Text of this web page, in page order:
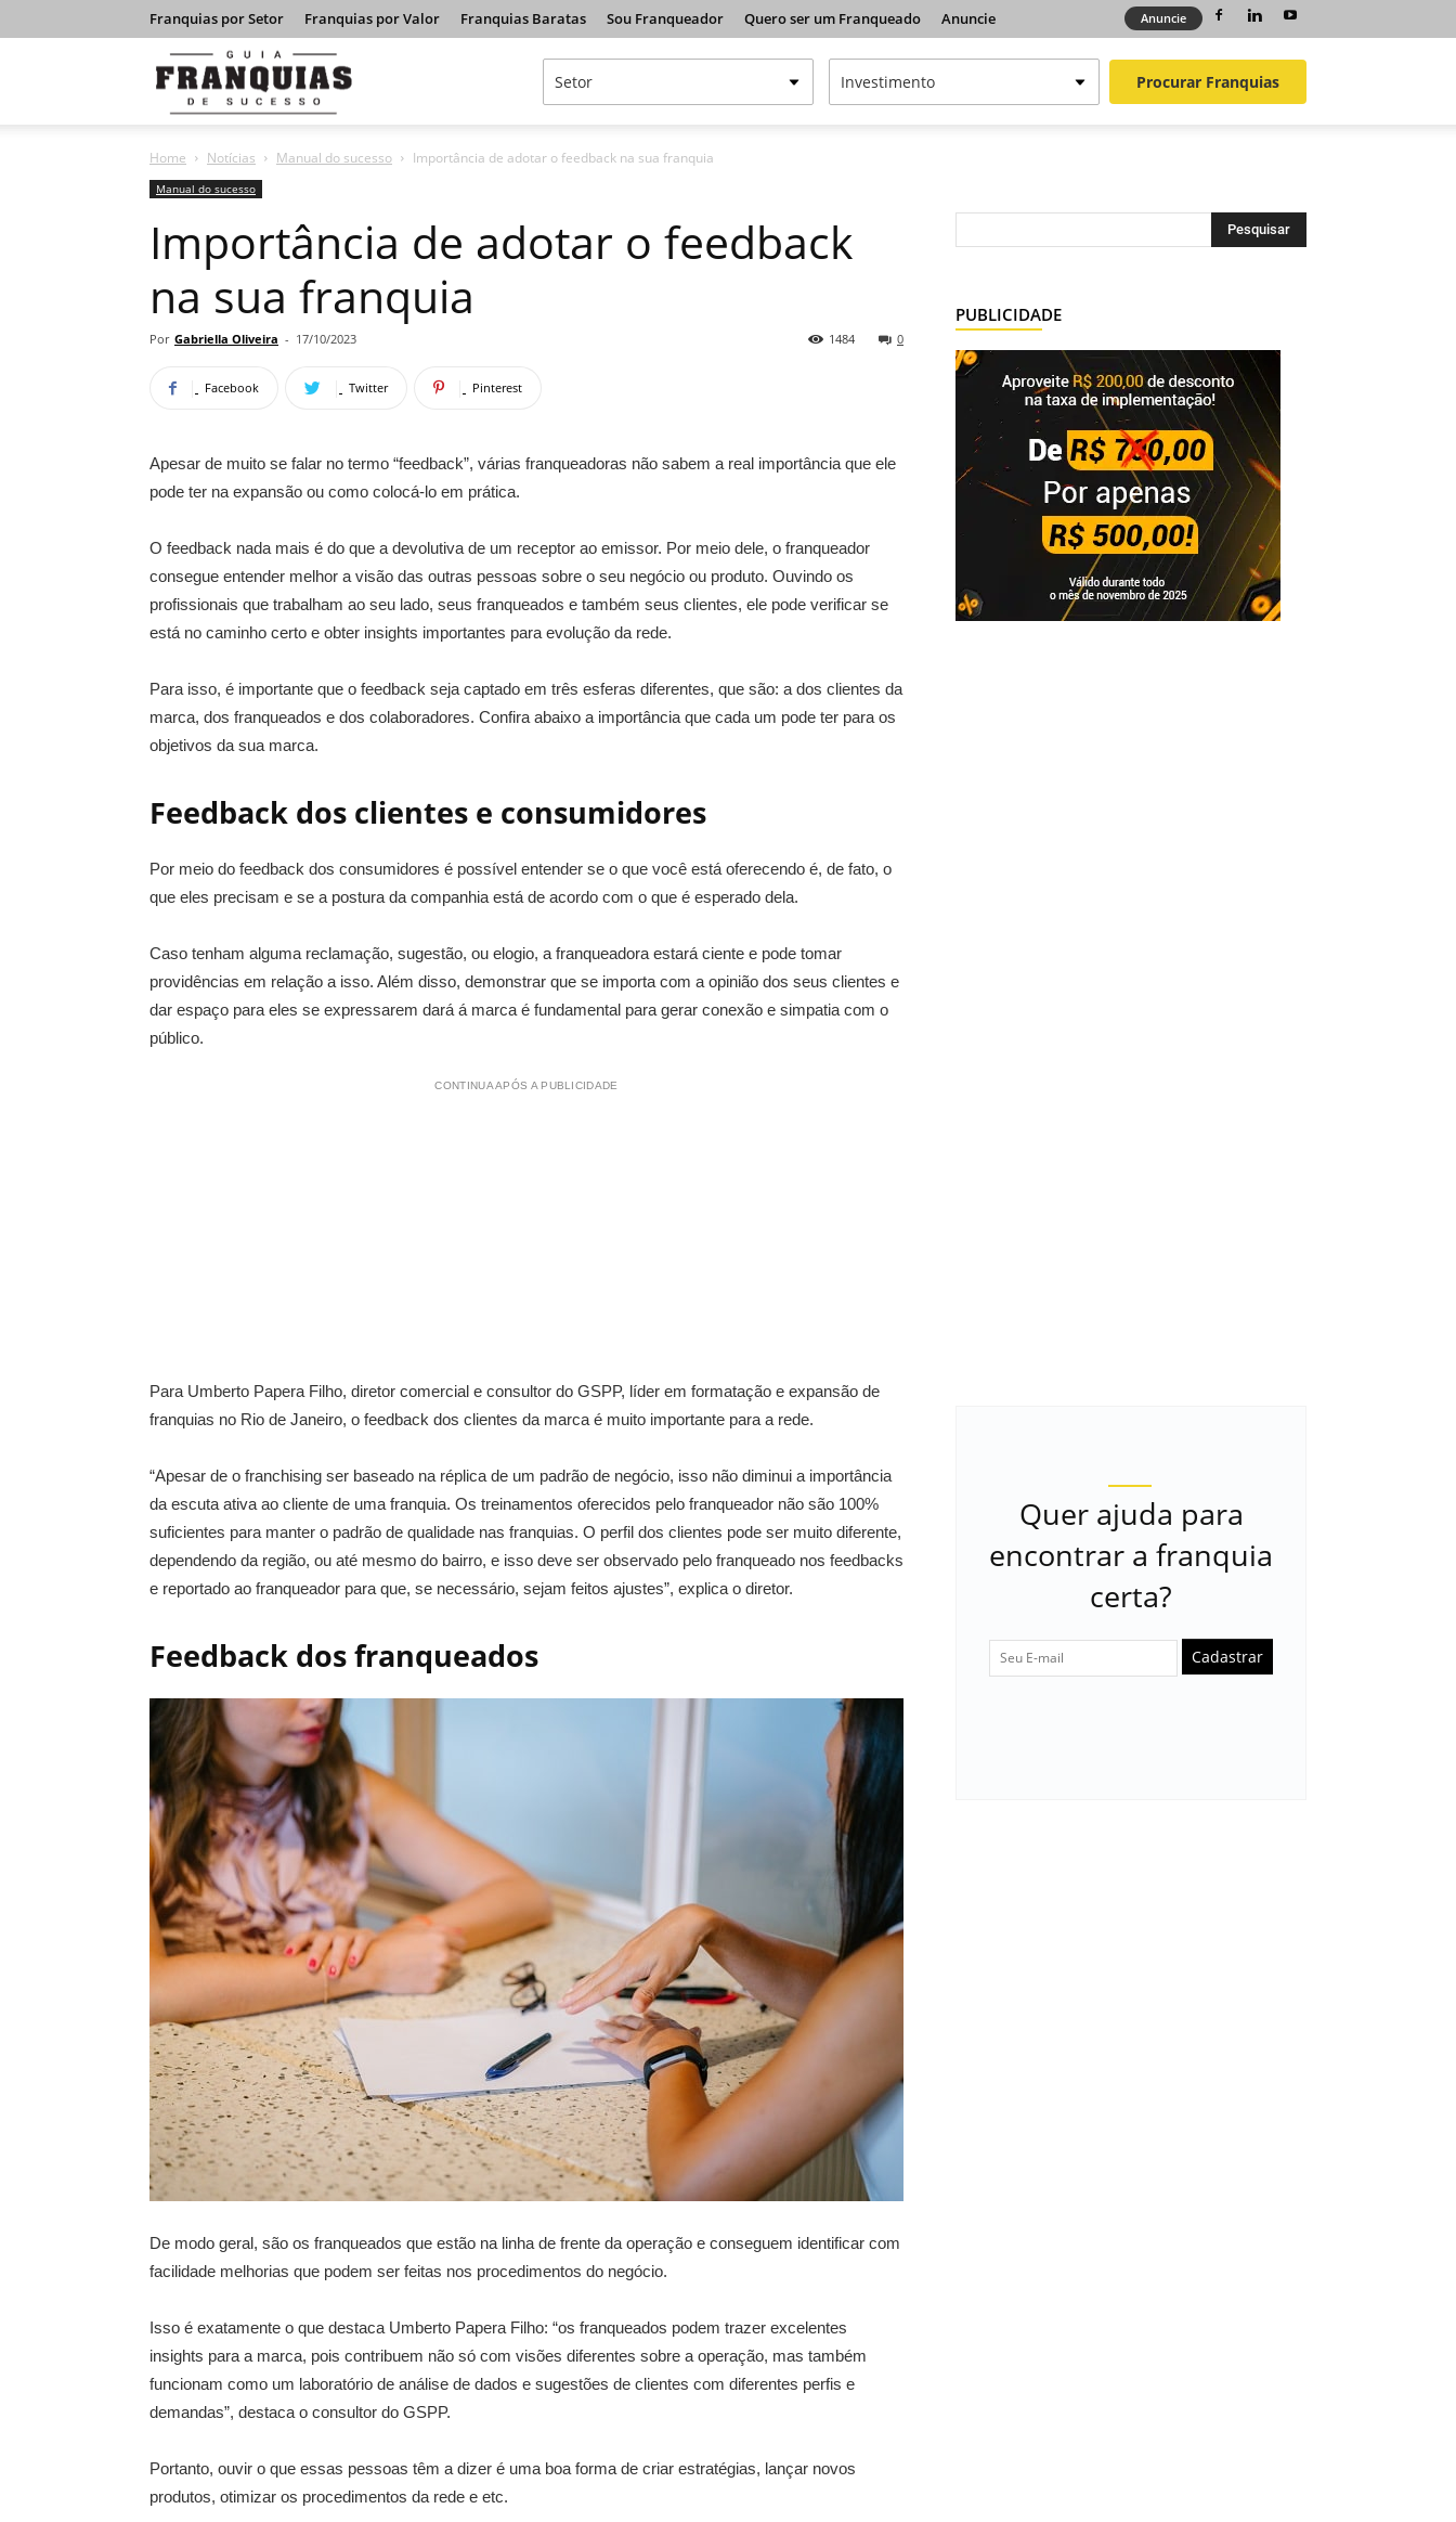
Franquias por Setor Franquias por Valor Franquias Baratas Sou Franqueador Quero ser um Franqueado Anuncie Anuncie
Franquias
de
Sucesso
Procurar Franquias
Home Notícias Manual do sucesso Importância de adotar o feedback na sua franquia
Manual do sucesso
Importância de adotar o feedback
na sua franquia
Por Gabriella Oliveira - 17/10/2023 0
1484
Facebook Twitter Pinterest
Apesar de muito se falar no termo “feedback”, várias franqueadoras não sabem a real importância que ele
pode ter na expansão ou como colocá-lo em prática.
O feedback nada mais é do que a devolutiva de um receptor ao emissor. Por meio dele, o franqueador
consegue entender melhor a visão das outras pessoas sobre o seu negócio ou produto. Ouvindo os
profissionais que trabalham ao seu lado, seus franqueados e também seus clientes, ele pode verificar se
está no caminho certo e obter insights importantes para evolução da rede.
Para isso, é importante que o feedback seja captado em três esferas diferentes, que são: a dos clientes da
marca, dos franqueados e dos colaboradores. Confira abaixo a importância que cada um pode ter para os
objetivos da sua marca.
Feedback dos clientes e consumidores
Por meio do feedback dos consumidores é possível entender se o que você está oferecendo é, de fato, o
que eles precisam e se a postura da companhia está de acordo com o que é esperado dela.
Caso tenham alguma reclamação, sugestão, ou elogio, a franqueadora estará ciente e pode tomar
providências em relação a isso. Além disso, demonstrar que se importa com a opinião dos seus clientes e
dar espaço para eles se expressarem dará á marca é fundamental para gerar conexão e simpatia com o
público.
CONTINUA APÓS A PUBLICIDADE
Para Umberto Papera Filho, diretor comercial e consultor do GSPP, líder em formatação e expansão de
franquias no Rio de Janeiro, o feedback dos clientes da marca é muito importante para a rede.
“Apesar de o franchising ser baseado na réplica de um padrão de negócio, isso não diminui a importância
da escuta ativa ao cliente de uma franquia. Os treinamentos oferecidos pelo franqueador não são 100%
suficientes para manter o padrão de qualidade nas franquias. O perfil dos clientes pode ser muito diferente,
dependendo da região, ou até mesmo do bairro, e isso deve ser observado pelo franqueado nos feedbacks
e reportado ao franqueador para que, se necessário, sejam feitos ajustes”, explica o diretor.
Feedback dos franqueados
De modo geral, são os franqueados que estão na linha de frente da operação e conseguem identificar com
facilidade melhorias que podem ser feitas nos procedimentos do negócio.
Isso é exatamente o que destaca Umberto Papera Filho: “os franqueados podem trazer excelentes
insights para a marca, pois contribuem não só com visões diferentes sobre a operação, mas também
funcionam como um laboratório de análise de dados e sugestões de clientes com diferentes perfis e
demandas”, destaca o consultor do GSPP.
Portanto, ouvir o que essas pessoas têm a dizer é uma boa forma de criar estratégias, lançar novos
produtos, otimizar os procedimentos da rede e etc.
PUBLICIDADE
Quer ajuda para
encontrar a franquia
certa?
Cadastrar